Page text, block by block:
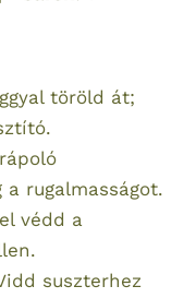
töröld át;
rugalmasságot.
védd a
suszterhez